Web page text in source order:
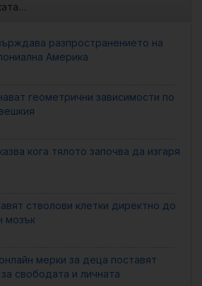
разпространението на
Америка
геометрични зависимости по
кога тялото започва да изгаря
стволови клетки директно до
мозък
мерки за деца поставят
свободата и личната